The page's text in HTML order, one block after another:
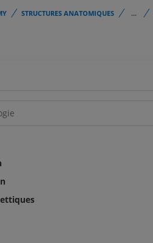
STRUCTURES ANATOMIQUES ...